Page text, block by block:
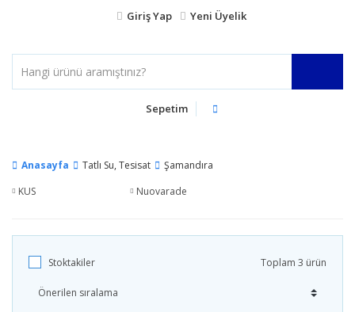
Giriş Yap Yeni Üyelik
Sepetim
Anasayfa Tatlı Su, Tesisat
Şamandıra
KUS
Nuovarade
Stoktakiler Toplam 3 ürün